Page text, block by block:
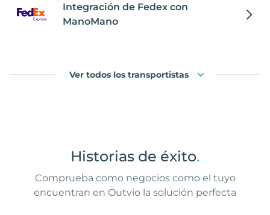
Integración de Fedex con
ManoMano
Ver todos los transportistas
Historias de éxito.
Comprueba como negocios como el tuyo
encuentran en Outvio la solución perfecta